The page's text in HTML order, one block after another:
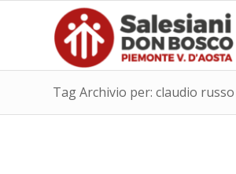
Tag Archivio per: claudio russo